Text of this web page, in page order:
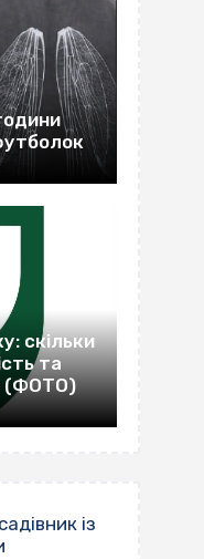
скільки
та
(ФОТО)
із